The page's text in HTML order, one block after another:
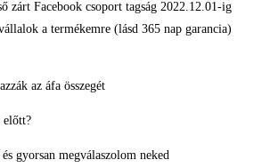
zárt Facebook csoport tagság 2022.12.01-ig
a termékemre (lásd 365 nap garancia)​
az áfa összegét
előtt?
gyorsan megválaszolom neked